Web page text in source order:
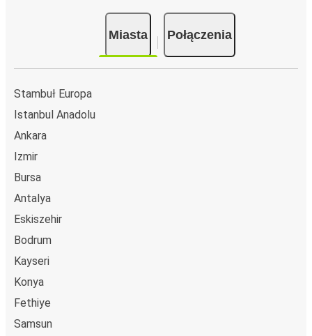
Miasta Połączenia
Stambuł Europa
Istanbul Anadolu
Ankara
Izmir
Bursa
Antalya
Eskiszehir
Bodrum
Kayseri
Konya
Fethiye
Samsun